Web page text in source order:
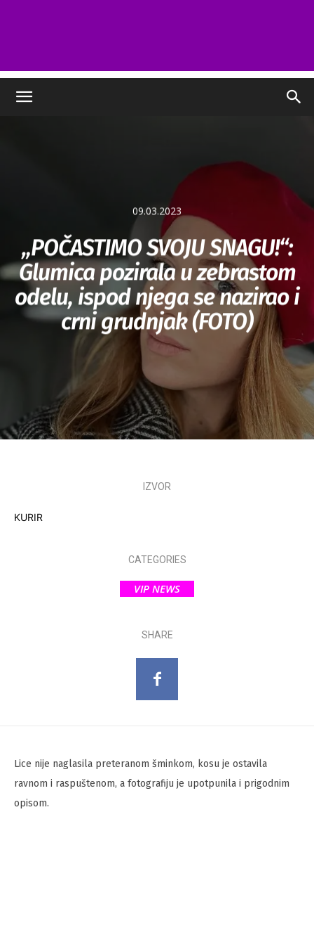
09.03.2023
„POČASTIMO SVOJU SNAGU!“:
Glumica pozirala u zebrastom
odelu, ispod njega se nazirao i
crni grudnjak (FOTO)
IZVOR
KURIR
CATEGORIES
VIP NEWS
SHARE
Lice nije naglasila preteranom šminkom, kosu je ostavila
ravnom i raspuštenom, a fotografiju je upotpunila i prigodnim
opisom.